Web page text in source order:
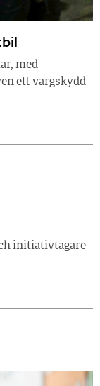
med
ett vargskydd
initiativtagare